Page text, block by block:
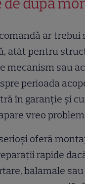
ar trebui
atât pentru
mecanism sau
perioada
în garanție și
vreo
oferă
rapide
balamale